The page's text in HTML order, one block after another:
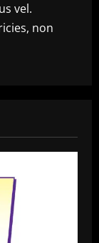
vel.
non